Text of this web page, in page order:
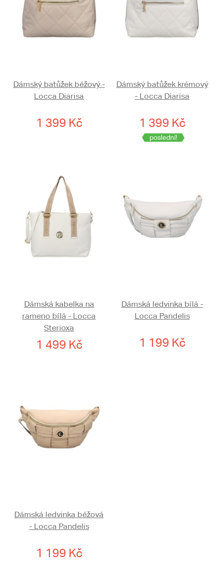
Dámský batůžek béžový -
Locca Diarisa
1 399 Kč
Dámský batůžek krémový
- Locca Diarisa
1 399 Kč
poslední!
Dámská kabelka na
rameno bílá - Locca
Sterioxa
1 499 Kč
Dámská ledvinka bílá -
Locca Pandelis
1 199 Kč
Dámská ledvinka béžová
- Locca Pandelis
1 199 Kč